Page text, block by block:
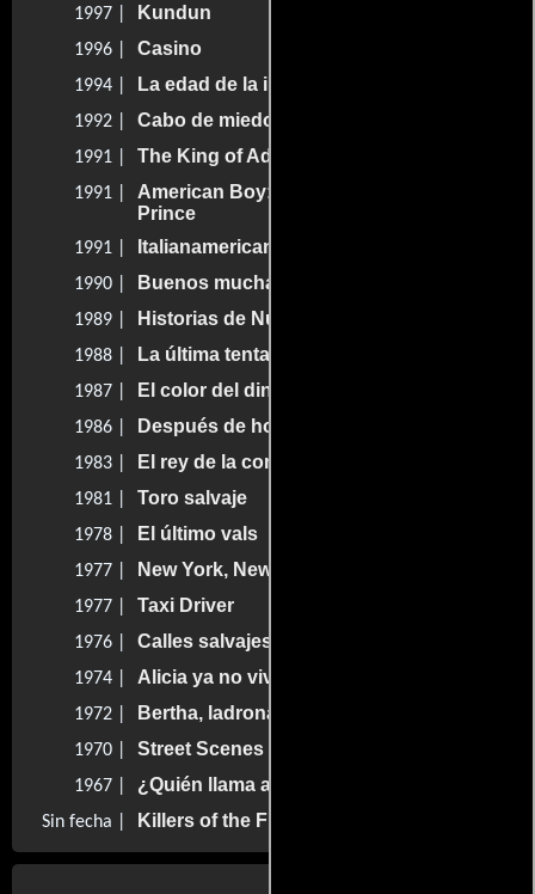
1997 | Kundun
1996 | Casino
1994 | La edad de la inocencia
1992 | Cabo de miedo
1991 | The King of Ads
1991 |
American Boy: A Profile of: Steven
Prince
1991 | Italianamerican
1990 | Buenos muchachos
1989 | Historias de Nueva York
1988 | La última tentación de Cristo
1987 | El color del dinero
1986 | Después de hora
1983 | El rey de la comedia
1981 | Toro salvaje
1978 | El último vals
1977 | New York, New York
1977 | Taxi Driver
1976 | Calles salvajes
1974 | Alicia ya no vive aquí
1972 | Bertha, ladrona y amante
1970 | Street Scenes
1967 | ¿Quién llama a mi puerta?
Sin fecha | Killers of the Flower Moon